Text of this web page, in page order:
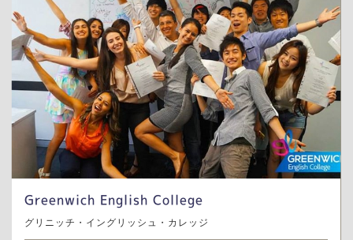
Greenwich English College
グリニッチ・イングリッシュ・カレッジ